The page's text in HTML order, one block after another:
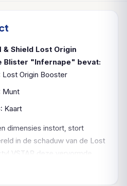
& Shield Lost Origin
Blister "Infernape" bevat:
Lost Origin Booster
Munt
Kaart
dimensies instort, stort
in de schaduw van de Lost
VSTAR deze vervormde
Magnezone, Drapion,